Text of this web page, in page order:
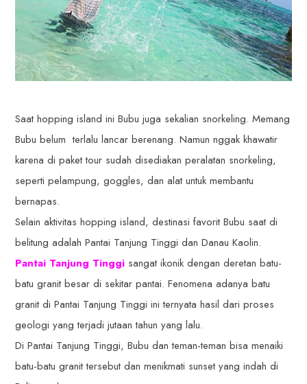
Saat hopping island ini Bubu juga sekalian snorkeling. Memang
Bubu belum terlalu lancar berenang. Namun nggak khawatir
karena di paket tour sudah disediakan peralatan snorkeling,
seperti pelampung, goggles, dan alat untuk membantu
bernapas.
Selain aktivitas hopping island, destinasi favorit Bubu saat di
belitung adalah Pantai Tanjung Tinggi dan Danau Kaolin.
Pantai Tanjung Tinggi sangat ikonik dengan deretan batu-
batu granit besar di sekitar pantai. Fenomena adanya batu
granit di Pantai Tanjung Tinggi ini ternyata hasil dari proses
geologi yang terjadi jutaan tahun yang lalu.
Di Pantai Tanjung Tinggi, Bubu dan teman-teman bisa menaiki
batu-batu granit tersebut dan menikmati sunset yang indah di